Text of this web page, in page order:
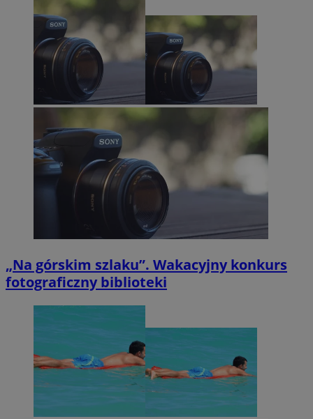
„Na górskim szlaku”. Wakacyjny konkurs
fotograficzny biblioteki